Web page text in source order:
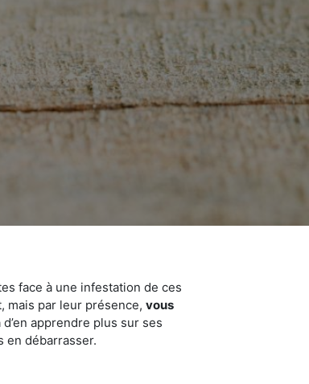
face à une infestation de ces
mais par leur présence, vous
apprendre plus sur ses
en débarrasser.